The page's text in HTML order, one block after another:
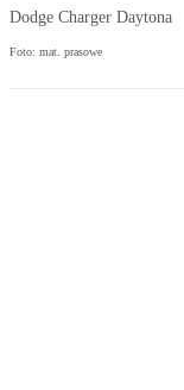
Dodge Charger Daytona
Foto: mat. prasowe